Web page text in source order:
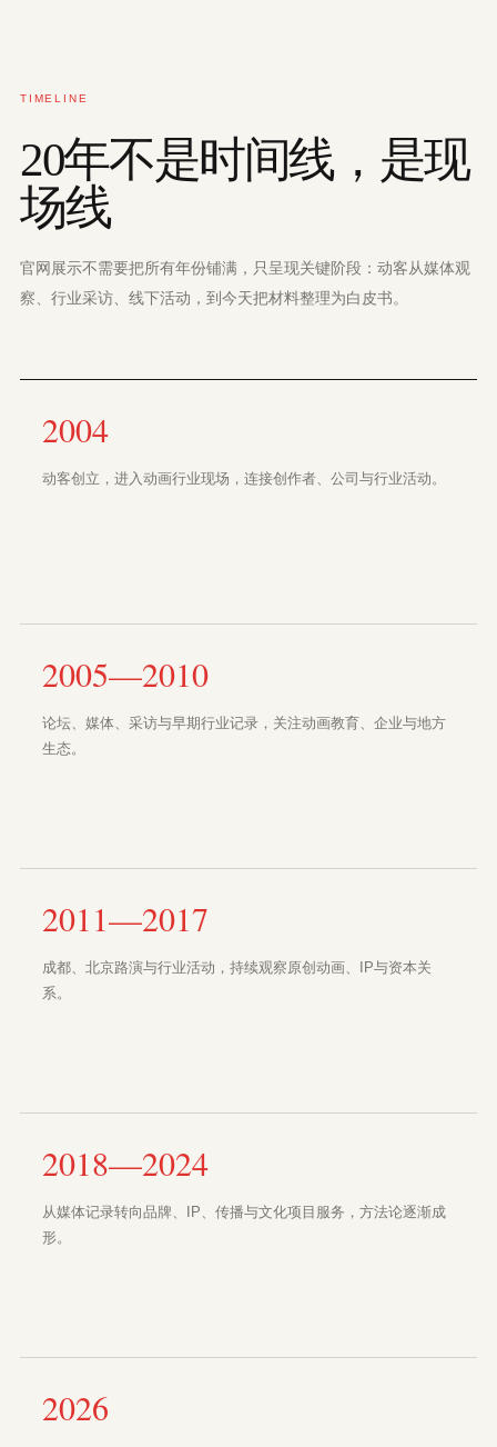
TIMELINE
20年不是时间线，是现
场线
官网展示不需要把所有年份铺满，只呈现关键阶段：动客从媒体观
察、行业采访、线下活动，到今天把材料整理为白皮书。
2004
动客创立，进入动画行业现场，连接创作者、公司与行业活动。
2005—2010
论坛、媒体、采访与早期行业记录，关注动画教育、企业与地方
生态。
2011—2017
成都、北京路演与行业活动，持续观察原创动画、IP与资本关
系。
2018—2024
从媒体记录转向品牌、IP、传播与文化项目服务，方法论逐渐成
形。
2026